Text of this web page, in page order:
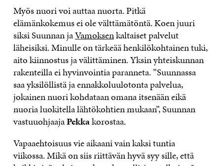
Myös nuori voi auttaa nuorta. Pitkä
elämänkokemus ei ole välttämätöntä. Koen juuri
siksi Suunnan jaVamoksenkaltaiset palvelut
läheisiksi. Minulle on tärkeää henkilökohtainen tuki,
aito kiinnostus ja välittäminen. Yksin yhteiskunnan
rakenteilla ei hyvinvointia paranneta. ”Suunnassa
saa yksilöllistä ja ennakkoluulotonta palvelua,
jokainen nuori kohdataan omana itsenään eikä
nuoria luokitella lähtökohtien mukaan”, Suunnan
vastuuohjaajaPekkakorostaa.
Vapaaehtoisuus vie aikaani vain kaksi tuntia
viikossa. Mikä on siis riittävän hyvä syy sille, että